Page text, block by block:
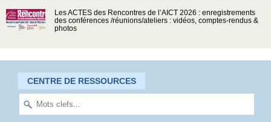
Les ACTES des Rencontres de l’AICT 2026 : enregistrements
des conférences /réunions/ateliers : vidéos, comptes-rendus &
photos
CENTRE DE RESSOURCES